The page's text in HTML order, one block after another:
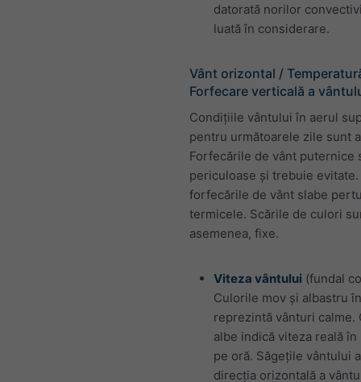
datorată norilor
luată în considerare.
Vânt orizontal /
Forfecare verticală a
Condițiile vântului în aerul
pentru următoarele zile sunt
Forfecările de vânt puternice
periculoase și trebuie
forfecările de vânt slabe
termicele. Scările de culori
asemenea, fixe.
Viteza vântului (fundal
Culorile mov și albastru
reprezintă vânturi calme.
albe indică viteza reală
pe oră. Săgețile vântului
direcția orizontală a